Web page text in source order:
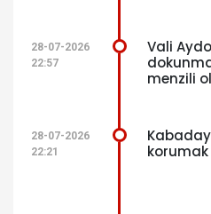
28-07-2026
22:57
Vali
menzili
28-07-2026
22:21
korumak